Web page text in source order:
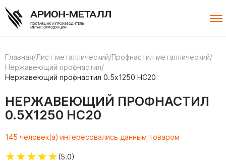
Главная/Лист металлический/Профнастил металлический/
Нержавеющий профнастил/
Нержавеющий профнастил 0.5х1250 НС20
НЕРЖАВЕЮЩИЙ ПРОФНАСТИЛ
0.5Х1250 НС20
145 человек(а) интересовались данным товаром
★★★★★(5.0)